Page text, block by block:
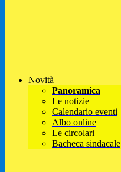
Novità
Panoramica
Le notizie
Calendario eventi
Albo online
Le circolari
Bacheca sindacale